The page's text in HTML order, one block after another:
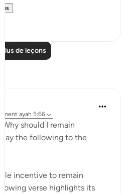
plus de leçons
ayah 5:66
should I remain
the following to the
incentive to remain
verse highlights its